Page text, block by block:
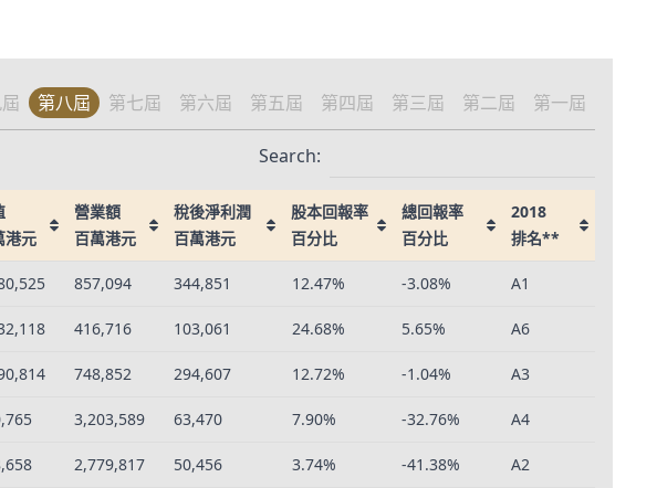
第八屆 第七屆 第六屆 第五屆 第四屆 第三屆 第二屆 第一屆
Search:
港元
營業額
百萬港元
稅後淨利潤
百萬港元
股本回報率
百分比
總回報率
百分比
2018
排名**
營業額
稅後淨利潤
股本回報率
總回報率
2018
857,094 344,851 12.47% -3.08% A1
416,716 103,061 24.68% 5.65% A6
748,852 294,607 12.72% -1.04% A3
3,203,589 63,470 7.90% -32.76% A4
2,779,817 50,456 3.74% -41.38% A2